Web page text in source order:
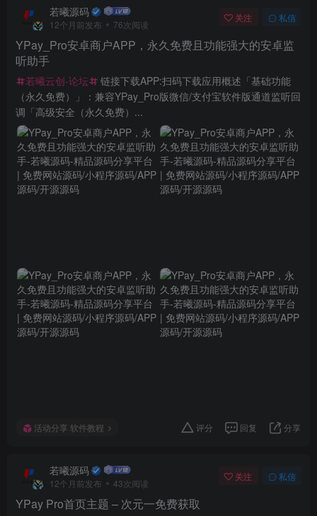
若曦源码
12个月前发布 76次阅读
关注 私信
YPay_Pro安卓商户APP，永久免费且功能强大的安卓监
听助手
若曦云创-论坛
链接下载APP:扫码下载应用概述「基础功能
（永久免费）」：兼容YPay_Pro版微信/支付宝软件版通道监听回
调「高级安全（永久免费）...
活动分享 软件教程 评分 回复 分享
若曦源码
12个月前发布 43次阅读
关注 私信
YPay Pro首页主题 – 次元一免费获取